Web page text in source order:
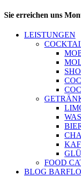
Sie erreichen uns
LEISTUNGEN
FOOD
BLOG